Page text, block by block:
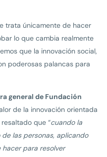
trata únicamente de hacer
lo que cambia realmente
que la innovación social,
poderosas palancas para
general de Fundación
de la innovación orientada
que “cuando la
las personas, aplicando
hacer para resolver